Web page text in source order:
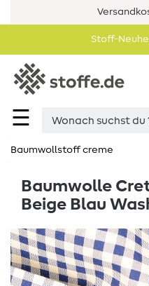
Stoff-
☰
Baumwollstoff creme
Baumwolle
Beige Blau